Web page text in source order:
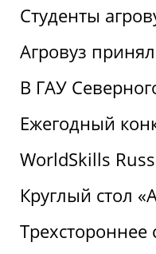
Студенты
Агровуз
В ГАУ
Ежегодный
WorldSkills
Круглый стол